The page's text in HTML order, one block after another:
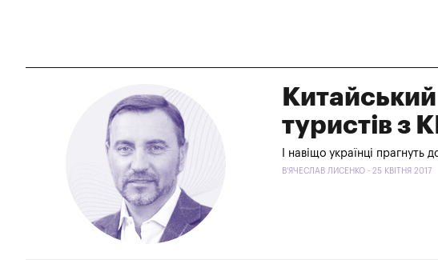
туристів з
І навіщо українці прагнуть
В'ЯЧЕСЛАВ ЛИСЕНКО - 25 КВІТНЯ 2017